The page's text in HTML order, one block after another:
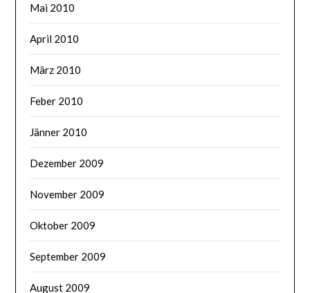
Mai 2010
April 2010
März 2010
Feber 2010
Jänner 2010
Dezember 2009
November 2009
Oktober 2009
September 2009
August 2009